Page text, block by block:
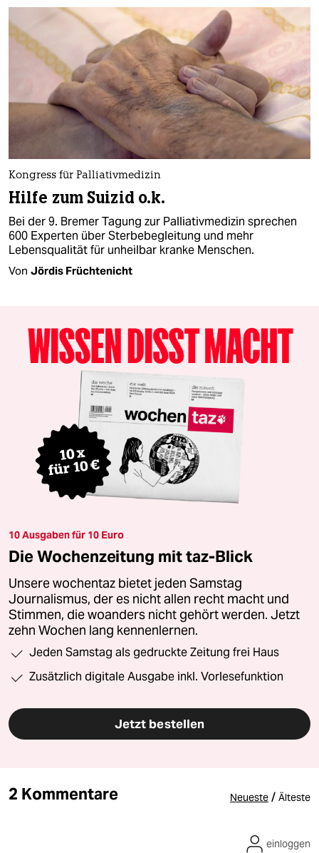
Kongress für Palliativmedizin
Hilfe zum Suizid o.k.
Bei der 9. Bremer Tagung zur Palliativmedizin sprechen
600 Experten über Sterbebegleitung und mehr
Lebensqualität für unheilbar kranke Menschen.
Von Jördis Früchtenicht
10 Ausgaben für 10 Euro
Die Wochenzeitung mit taz-Blick
Unsere wochentaz bietet jeden Samstag
Journalismus, der es nicht allen recht macht und
Stimmen, die woanders nicht gehört werden. Jetzt
zehn Wochen lang kennenlernen.
Jeden Samstag als gedruckte Zeitung frei Haus
Zusätzlich digitale Ausgabe inkl. Vorlesefunktion
Jetzt bestellen
2 Kommentare Neueste / Älteste
einloggen